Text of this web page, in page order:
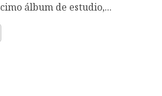
álbum de estudio,...